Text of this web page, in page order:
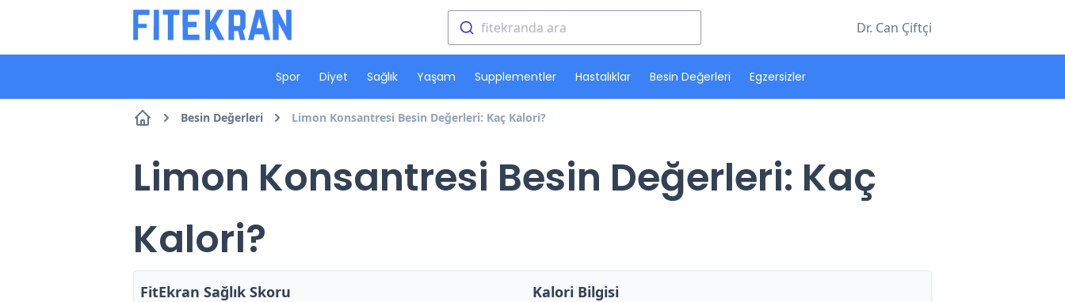
fitekranda ara Dr. Can Çiftçi
Spor Diyet Sağlık Yaşam Supplementler Hastalıklar Besin Değerleri Egzersizler
Besin Değerleri Limon Konsantresi Besin Değerleri: Kaç Kalori?
Limon Konsantresi Besin Değerleri: Kaç
Kalori?
FitEkran Sağlık Skoru Kalori Bilgisi